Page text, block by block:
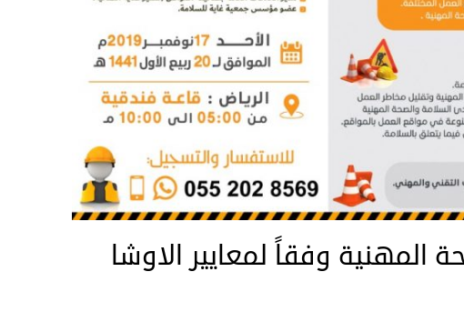
المهنية وفقاً لمعايير الاوشا